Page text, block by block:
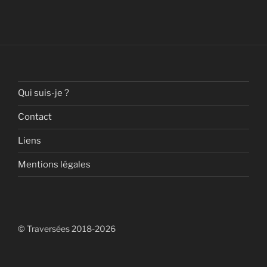
Qui suis-je ?
Contact
Liens
Mentions légales
© Traversées 2018-2026